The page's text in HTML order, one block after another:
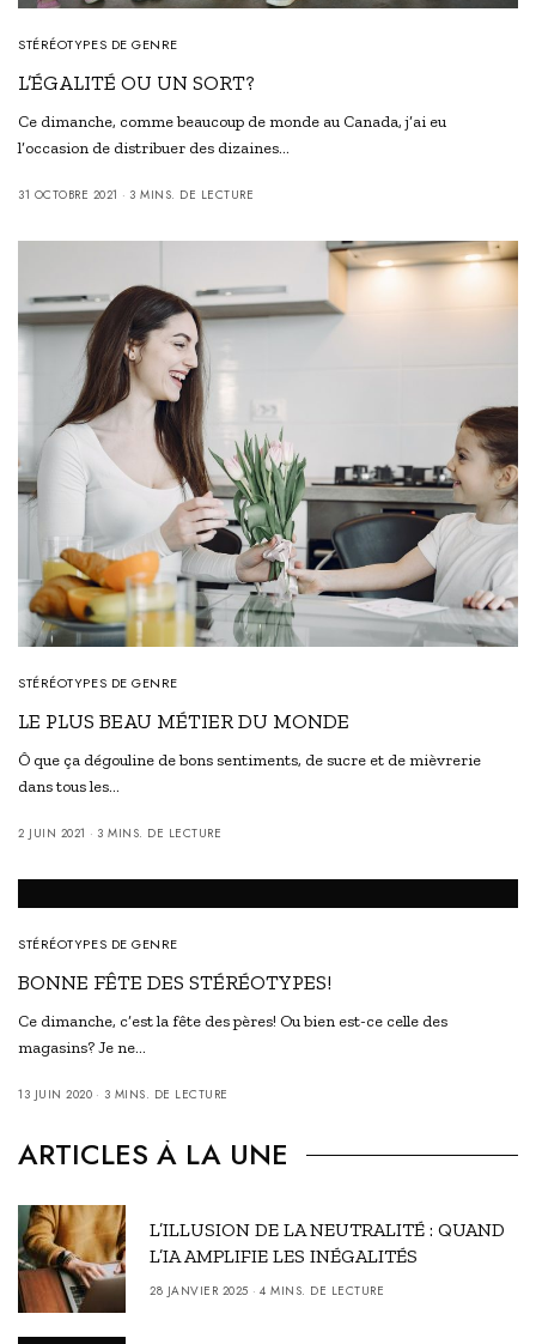
STÉRÉOTYPES DE GENRE
L’ÉGALITÉ OU UN SORT?
Ce dimanche, comme beaucoup de monde au Canada, j’ai eu
l’occasion de distribuer des dizaines…
31 OCTOBRE 2021 3 MINS. DE LECTURE
STÉRÉOTYPES DE GENRE
LE PLUS BEAU MÉTIER DU MONDE
Ô que ça dégouline de bons sentiments, de sucre et de mièvrerie
dans tous les…
2 JUIN 2021 3 MINS. DE LECTURE
STÉRÉOTYPES DE GENRE
BONNE FÊTE DES STÉRÉOTYPES!
Ce dimanche, c’est la fête des pères! Ou bien est-ce celle des
magasins? Je ne…
13 JUIN 2020 3 MINS. DE LECTURE
ARTICLES À LA UNE
L’ILLUSION DE LA NEUTRALITÉ : QUAND
L’IA AMPLIFIE LES INÉGALITÉS
28 JANVIER 2025 4 MINS. DE LECTURE